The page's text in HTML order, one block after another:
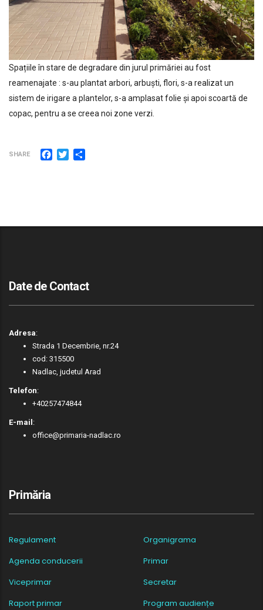
Spațiile în stare de degradare din jurul primăriei au fost
reamenajate : s-au plantat arbori, arbuști, flori, s-a realizat un
sistem de irigare a plantelor, s-a amplasat folie și apoi scoartă de
copac, pentru a se creea noi zone verzi.
SHARE Facebook
Twitter
Date de Contact
Adresa:
Strada 1 Decembrie, nr.24
cod: 315500
Nadlac, judetul Arad
Telefon:
+40257474844
E-mail:
office@primaria-nadlac.ro
Primăria
Regulament
Organigrama
Agenda conducerii
Primar
Viceprimar
Secretar
Raport primar
Program audiențe